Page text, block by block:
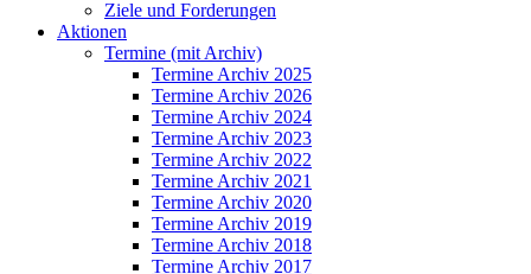
Ziele und Forderungen
Aktionen
Termine (mit Archiv)
Termine Archiv 2025
Termine Archiv 2026
Termine Archiv 2024
Termine Archiv 2023
Termine Archiv 2022
Termine Archiv 2021
Termine Archiv 2020
Termine Archiv 2019
Termine Archiv 2018
Termine Archiv 2017